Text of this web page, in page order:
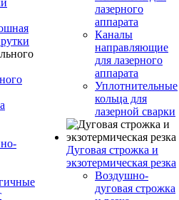
лазерного
аппарата
Каналы
направляющие
для лазерного
аппарата
Уплотнительные
кольца для
лазерной сварки
Дуговая строжка и
экзотермическая резка
Воздушно-
дуговая строжка